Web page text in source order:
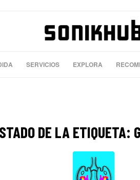
SERVICIOS EXPLORA
DE LA ETIQUETA: